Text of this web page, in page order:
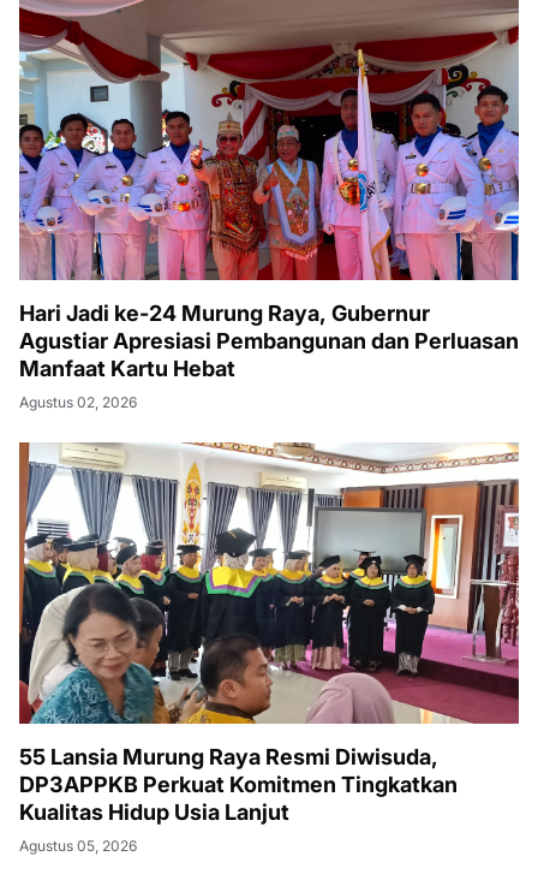
Hari Jadi ke-24 Murung Raya, Gubernur
Agustiar Apresiasi Pembangunan dan Perluasan
Manfaat Kartu Hebat
Agustus 02, 2026
55 Lansia Murung Raya Resmi Diwisuda,
DP3APPKB Perkuat Komitmen Tingkatkan
Kualitas Hidup Usia Lanjut
Agustus 05, 2026